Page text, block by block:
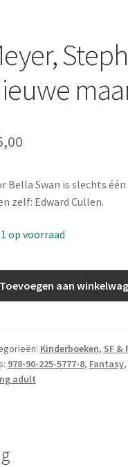
Bella Swan is slechts
zelf: Edward Cullen.
1 op voorraad
Toevoegen aan
Kinderboeken, SF &
978-90-225-5777-8, Fantasy,
adult